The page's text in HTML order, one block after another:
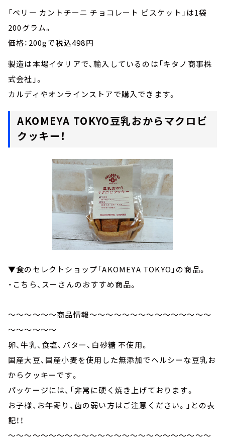
「ベリー カントチーニ チョコレート ビスケット」は1袋
200グラム。
価格：200gで税込498円
製造は本場イタリアで、輸入しているのは「キタノ商事株
式会社」。
カルディやオンラインストアで購入できます。
AKOMEYA TOKYO豆乳おからマクロビ
クッキー！
▼食のセレクトショップ「AKOMEYA TOKYO」の商品。
・こちら、スーさんのおすすめ商品。
～～～～～～商品情報～～～～～～～～～～～～～～～
～～～～～～
卵、牛乳、食塩、バター、白砂糖 不使用。
国産大豆、国産小麦を使用した無添加でヘルシーな豆乳お
からクッキーです。
パッケージには、「非常に硬く焼き上げております。
お子様、お年寄り、歯の弱い方はご注意ください。」との表
記！！
～～～～～～～～～～～～～～～～～～～～～～～～～